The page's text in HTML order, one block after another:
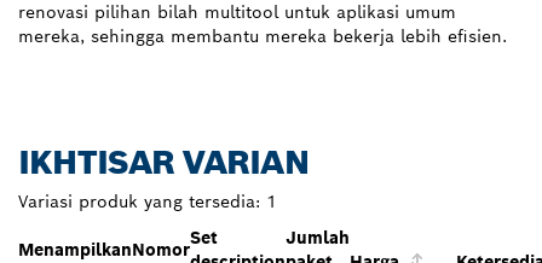
renovasi pilihan bilah multitool untuk aplikasi umum
mereka, sehingga membantu mereka bekerja lebih efisien.
IKHTISAR VARIAN
Variasi produk yang tersedia: 1
MenampilkanNomor
Set
Jumlah